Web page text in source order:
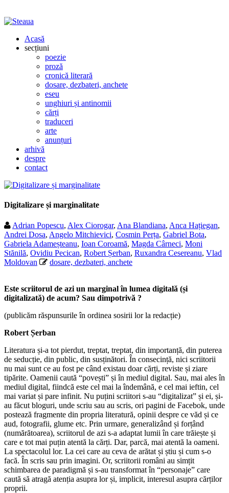
Acasă
secțiuni
poezie
proză
cronică literară
dosare, dezbateri, anchete
eseu
unghiuri și antinomii
cărți
traduceri
arte
anunțuri
arhivă
despre
contact
Digitalizare și marginalitate
Adrian Popescu, Alex Ciorogar, Ana Blandiana, Anca Hațiegan,
Andrei Dosa, Angelo Mitchievici, Cosmin Perța, Gabriel Bota,
Gabriela Adameșteanu, Ioan Coroamă, Magda Cârneci, Moni
Stănilă, Ovidiu Pecican, Robert Șerban, Ruxandra Cesereanu, Vlad
Moldovan
dosare, dezbateri, anchete
Este scriitorul de azi un marginal în lumea digitală (și
digitalizată) de acum? Sau dimpotrivă ?
(publicăm răspunsurile în ordinea sosirii lor la redacție)
Robert Șerban
Literatura și-a tot pierdut, treptat, treptat, din importanță, din puterea
de seducție, din public, din susținători. În consecință, nici scriitorii
nu mai sunt ce au fost pe când existau doar cărți, reviste și ziare
tipărite. Oamenii caută “povești” și în mediul digital. Sau, mai ales în
mediul digital, fiindcă este cel mai la îndemână, e cel mai ieftin, cel
mai variat și pare infinit. Nu puțini scriitori s-au “digitalizat” și ei, și-
au făcut bloguri, unde scriu sau au scris, ori pagini de Facebok, unde
postează fragmente din propria literatură, opinii despre ce văd și ce
aud, fotografii, glume etc. Prin urmare, generalizând și forțând
(numărătoarea), scriitorul de azi s-a adaptat lumii în care trăiește și
care e tot mai puțin atentă la cărți. Dar, parcă, mai atentă la oameni.
La spectacolul lor. La cei care au ceva de arătat și știu și cum s-o
facă. În scris sau prin imagini. Or, scriitorii români au simțit
schimbarea de paradigmă și s-au transformat în “personaje” care
caută să atragă atenția asupra lor și, implicit, interesul asupra cărților
proprii.